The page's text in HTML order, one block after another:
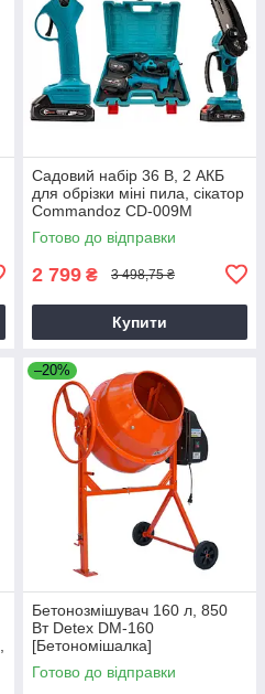
Садовий набір 36 В, 2 АКБ
для обрізки міні пила, сікатор
Commandoz CD-009M
Готово до відправки
2 799 ₴ 3 498,75 ₴
Купити
–20%
Бетонозмішувач 160 л, 850
Вт Detex DM-160
[Бетономішалка]
Готово до відправки